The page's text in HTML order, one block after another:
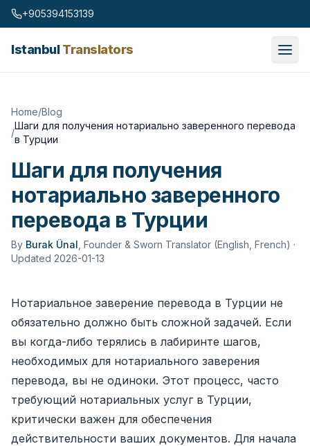
Skip to content
+905394153139
IstanbulTranslators
Home/Blog
/
Шаги для получения нотариально заверенного перевода
в Турции
Шаги для получения
нотариально заверенного
перевода в Турции
By Burak Ünal Founder & Sworn Translator (English, French) ·
Updated 2026-01-13
Нотариальное заверение перевода в Турции не
обязательно должно быть сложной задачей. Если
вы когда-либо терялись в лабиринте шагов,
необходимых для нотариального заверения
перевода, вы не одиноки. Этот процесс, часто
требующий нотариальных услуг в Турции,
критически важен для обеспечения
действительности ваших документов. Для начала